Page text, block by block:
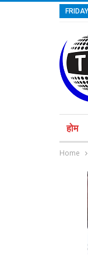
होम
Home